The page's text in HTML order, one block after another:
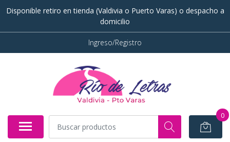
Disponible retiro en tienda (Valdivia o Puerto Varas) o despacho a
domicilio
Ingreso/Registro
0